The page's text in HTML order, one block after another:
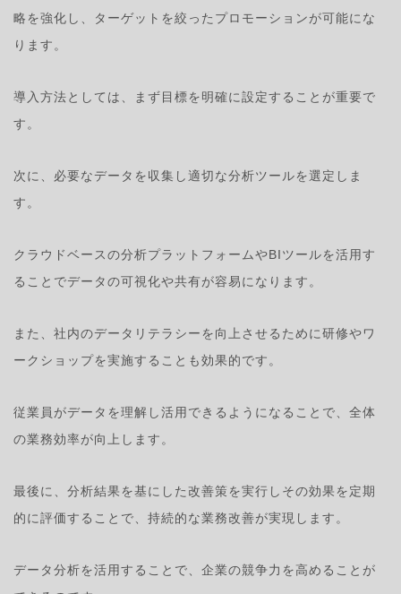
略を強化し、ターゲットを絞ったプロモーションが可能にな
ります。
導入方法としては、まず目標を明確に設定することが重要で
す。
次に、必要なデータを収集し適切な分析ツールを選定しま
す。
クラウドベースの分析プラットフォームやBIツールを活用す
ることでデータの可視化や共有が容易になります。
また、社内のデータリテラシーを向上させるために研修やワ
ークショップを実施することも効果的です。
従業員がデータを理解し活用できるようになることで、全体
の業務効率が向上します。
最後に、分析結果を基にした改善策を実行しその効果を定期
的に評価することで、持続的な業務改善が実現します。
データ分析を活用することで、企業の競争力を高めることが